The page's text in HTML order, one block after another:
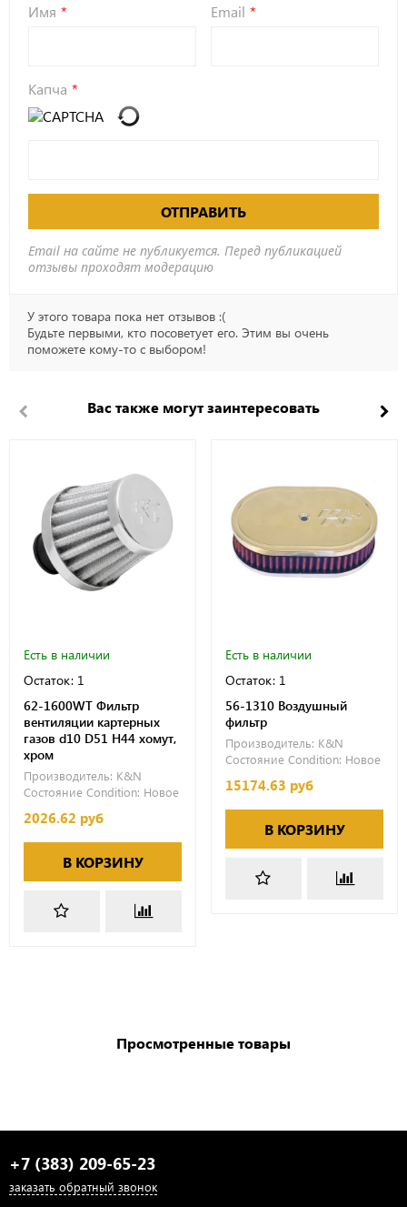
Имя Email
Капча
ОТПРАВИТЬ
Email на сайте не публикуется. Перед публикацией
отзывы проходят модерацию
У этого товара пока нет отзывов :(
Будьте первыми, кто посоветует его. Этим вы очень
поможете кому-то с выбором!
Вас также могут заинтересовать
Есть в наличии
Остаток: 1
62-1600WT Фильтр
вентиляции картерных
газов d10 D51 H44 хомут,
хром
Производитель: K&N
Состояние Condition: Новое
2026.62 руб
В КОРЗИНУ
Есть в наличии
Остаток: 1
56-1310 Воздушный
фильтр
Производитель: K&N
Состояние Condition: Новое
15174.63 руб
В КОРЗИНУ
Просмотренные товары
+7 (383) 209-65-23
заказать обратный звонок